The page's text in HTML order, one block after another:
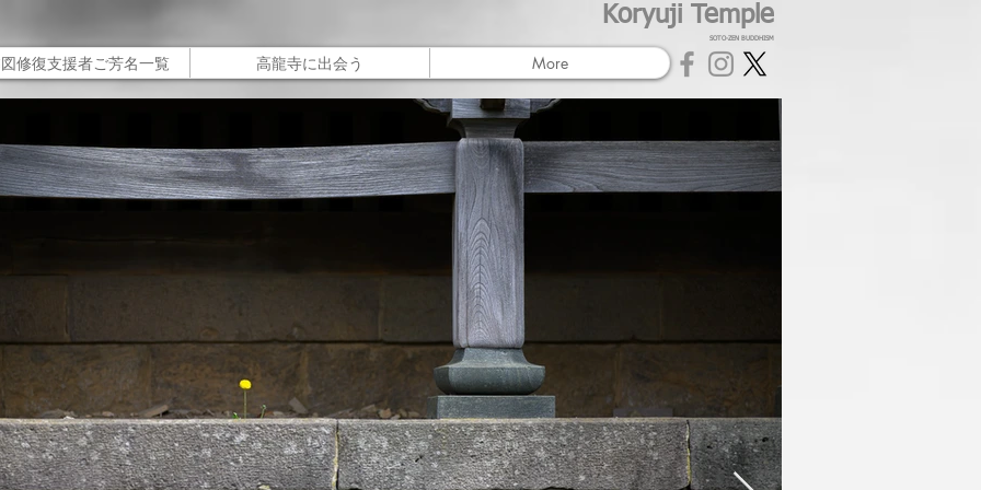
Koryuji Temple
SOTO-ZEN BUDDHISM
修復支援者ご芳名一覧 高龍寺に出会う More